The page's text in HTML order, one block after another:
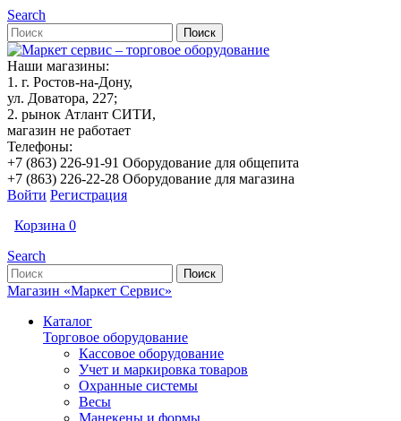
Search
Наши магазины:
1. г. Ростов-на-Дону,
ул. Доватора, 227;
2. рынок Атлант СИТИ,
магазин не работает
Телефоны:
+7 (863) 226-91-91 Оборудование для общепита
+7 (863) 226-22-28 Оборудование для магазина
Войти Регистрация
Корзина 0
Search
Магазин «Маркет Сервис»
Каталог
Торговое оборудование
Кассовое оборудование
Учет и маркировка товаров
Охранные системы
Весы
Манекены и формы